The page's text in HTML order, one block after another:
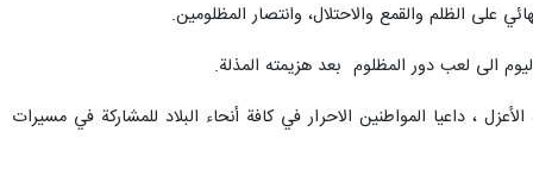
على الظلم والقمع والاحتلال، وانتصار المظلومين.
الى لعب دور المظلوم بعد هزيمته المذلة.
، داعيا المواطنين الاحرار في كافة أنحاء البلاد للمشاركة في مسيرات